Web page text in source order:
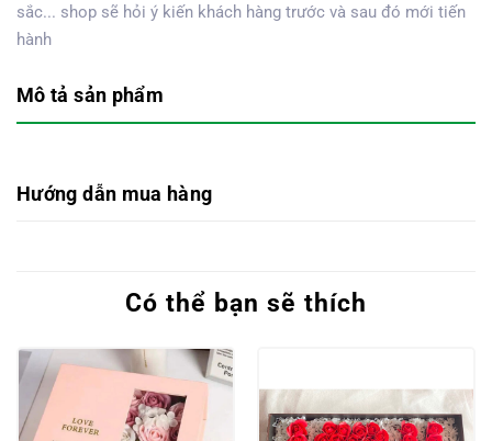
sắc... shop sẽ hỏi ý kiến khách hàng trước và sau đó mới tiến
hành
Mô tả sản phẩm
Hướng dẫn mua hàng
Có thể bạn sẽ thích